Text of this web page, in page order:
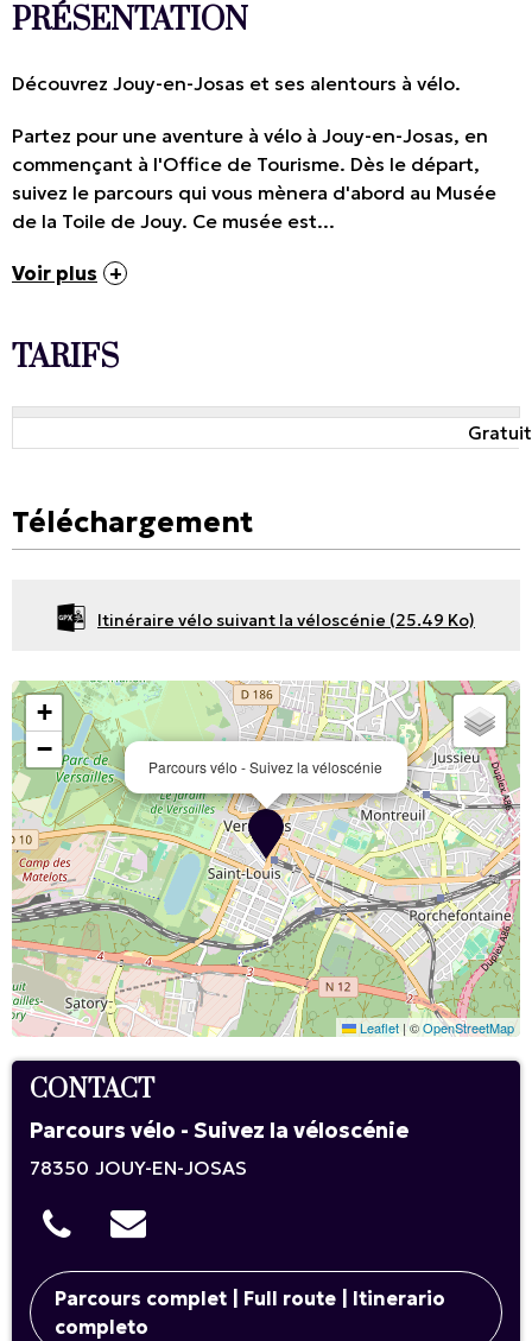
PRÉSENTATION
Découvrez Jouy-en-Josas et ses alentours à vélo.
Partez pour une aventure à vélo à Jouy-en-Josas, en
commençant à l'Office de Tourisme. Dès le départ,
suivez le parcours qui vous mènera d'abord au Musée
de la Toile de Jouy. Ce musée est...
Voir plus
TARIFS
Gratuit
Téléchargement
Itinéraire vélo suivant la véloscénie (25.49 Ko)
Parcours vélo - Suivez la véloscénie
+
−
Leaflet |©OpenStreetMap
CONTACT
Parcours vélo - Suivez la véloscénie
78350 JOUY-EN-JOSAS
Parcours complet | Full route | Itinerario
completo